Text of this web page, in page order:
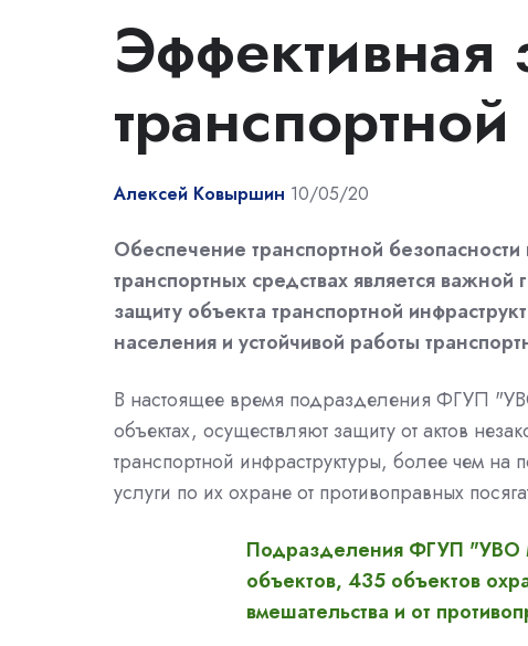
Эффективная
Алексей Ковыршин 10/05/20
Обеспечение транспортной
транспортных средствах является
защиту объекта транспортной
населения и устойчивой работы
В настоящее время подразделения ФГУП
объектах, осуществляют защиту от актов
транспортной инфраструктуры, более чем
услуги по их охране от противоправных
Подразделения ФГУП "УВО
объектов, 435 объектов
вмешательства и от